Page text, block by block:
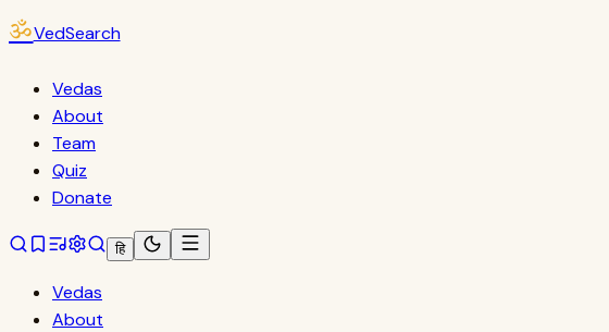
ॐVedSearch
Vedas
About
Team
Quiz
Donate
हि
Vedas
About